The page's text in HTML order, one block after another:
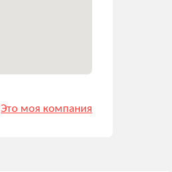
Это моя компания